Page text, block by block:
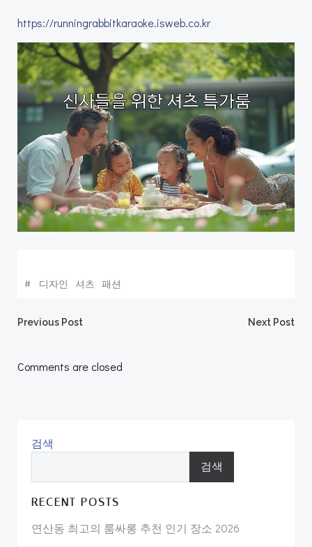
https://runningrabbitkaraoke.isweb.co.kr
# 디자인 셔츠 패션
Post
navigation
Previous Post Next Post
Comments are closed
검색
검색
RECENT POSTS
연산동 최고의 룸싸롱 추천 인기 장소 2026